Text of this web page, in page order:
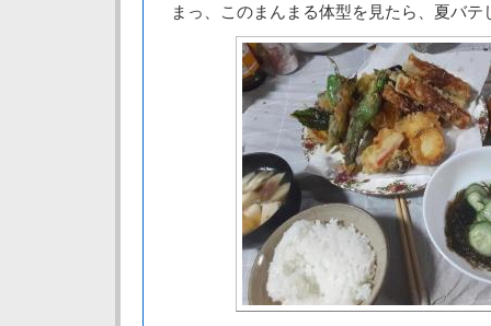
まっ、このまんまる体型を見たら、夏バテ